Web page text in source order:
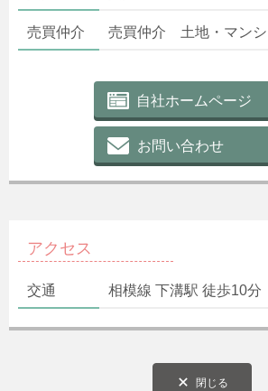
売買仲介 売買仲介 土地・マンシ
自社ホームページ
お問い合わせ
アクセス
交通 相模線 下溝駅 徒歩10分
閉じる